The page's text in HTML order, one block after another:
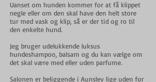
Uanset om hunden kommer for at få klippet
negle eller om den skal have den helt store
tur med vask og klip, så er der tid og ro til
den enkelte hund.
Jeg bruger udelukkende luksus
hundeshampoo, balsam og du kan vælge om
det skal være med eller uden parfume.
Salonen er beliggende i Aunslev lige uden for